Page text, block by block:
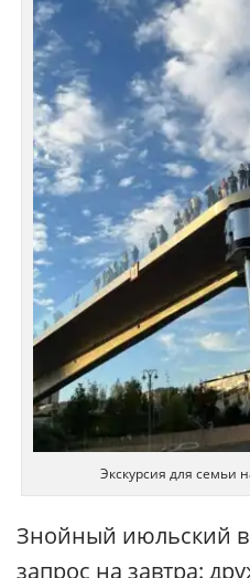
Экскурсия для семьи
Знойный июльский
запрос на завтра: